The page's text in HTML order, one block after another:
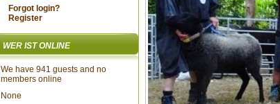
Forgot login?
Register
WER IST ONLINE
We have 941 guests and no
members online
None